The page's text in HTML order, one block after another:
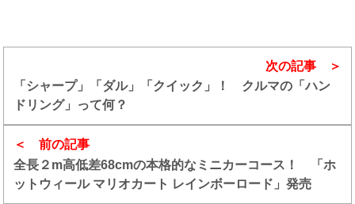
前の記事
全長２m高低差68cmの本格的なミニカーコース！ 「ホ
ットウィール マリオカート レインボーロード」発売
次の記事
「シャープ」「ダル」「クイック」！ クルマの「ハン
ドリング」って何？